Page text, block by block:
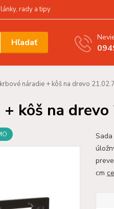
rady a tipy
Hľadať
náradie + kôš na drevo
kôš na
cm